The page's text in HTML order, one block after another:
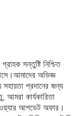
সন্তুষ্টি নিশ্চিত
অভিজ্ঞ
প্রদানের জন্য
আমরা কার্যকারিতা
আপডেট অফার।